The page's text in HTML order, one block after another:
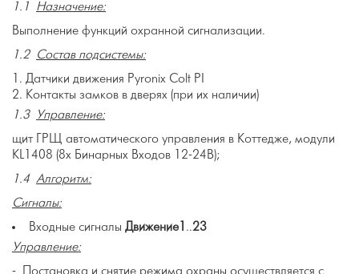
1.1 Назначение:
Выполнение функций охранной сигнализации.
1.2 Состав подсистемы:
Датчики движения Pyronix Colt PI
Контакты замков в дверях (при их наличии)
1.3
Управление:
щит ГРЩ автоматического управления в Коттедже, модули
KL1408 (8х Бинарных Входов 12-24В);
1.4 Алгоритм:
Сигналы:
Входные сигналы Движение1 ..23
Управление:
- Постановка и снятие режима охраны осуществляется с